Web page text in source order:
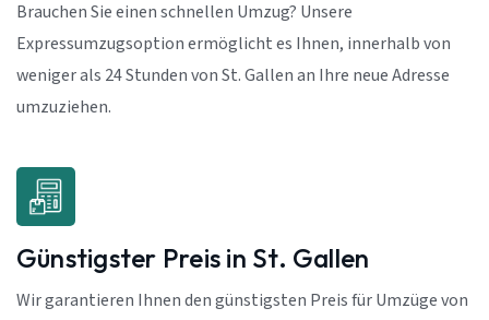
Brauchen Sie einen schnellen Umzug? Unsere
Expressumzugsoption ermöglicht es Ihnen, innerhalb von
weniger als 24 Stunden von St. Gallen an Ihre neue Adresse
umzuziehen.
Günstigster Preis in St. Gallen
Wir garantieren Ihnen den günstigsten Preis für Umzüge von